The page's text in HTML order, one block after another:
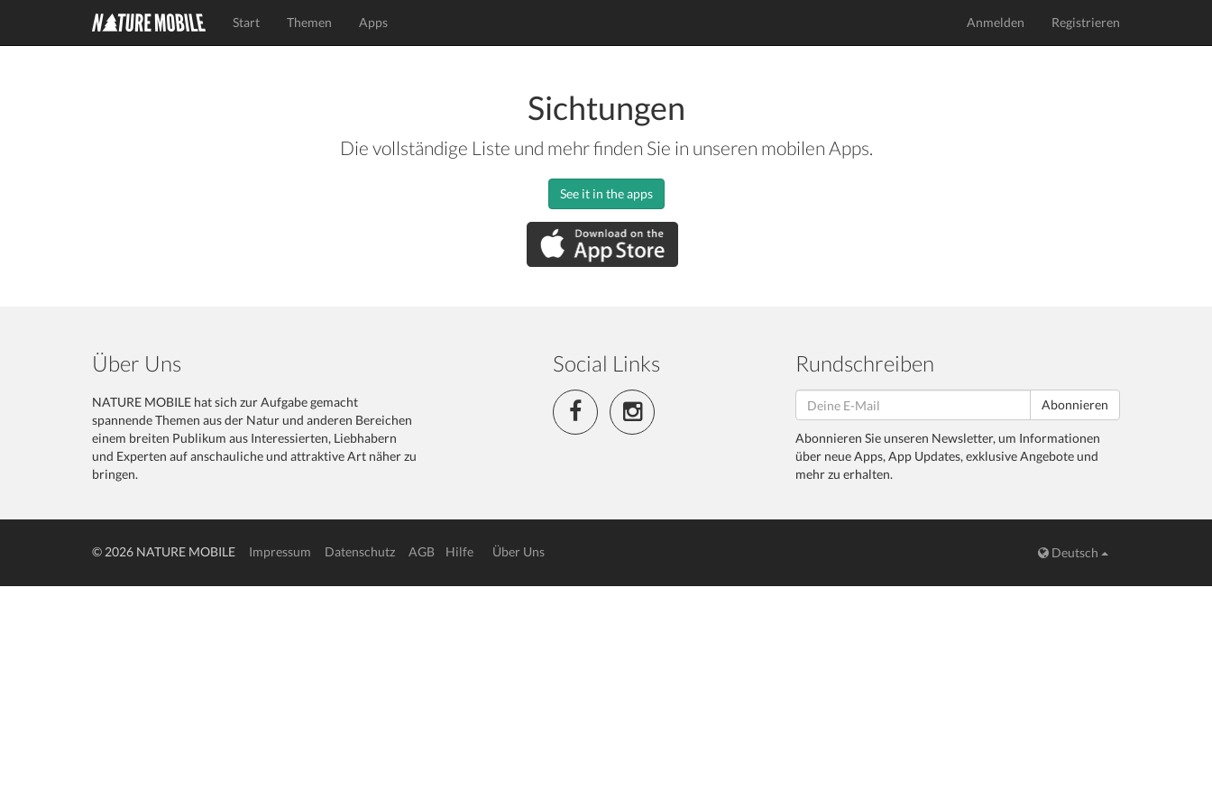
Start Themen Apps Anmelden Registrieren
Sichtungen
Die vollständige Liste und mehr finden Sie in unseren mobilen Apps.
See it in the apps
Über Uns
NATURE MOBILE hat sich zur Aufgabe gemacht
spannende Themen aus der Natur und anderen Bereichen
einem breiten Publikum aus Interessierten, Liebhabern
und Experten auf anschauliche und attraktive Art näher zu
bringen.
Social Links Rundschreiben
Abonnieren
Abonnieren Sie unseren Newsletter, um Informationen
über neue Apps, App Updates, exklusive Angebote und
mehr zu erhalten.
© 2026 NATURE MOBILE Impressum Datenschutz AGB Hilfe Über Uns Deutsch